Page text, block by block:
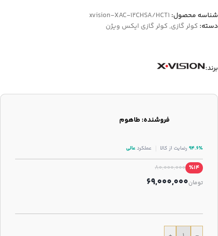
شناسه محصول: xvision-XAC-12CHSA/HCT1
دسته: کولر گازی, کولر گازی ایکس ویژن
برند:
فروشنده: طاهوم
۹۴.۶٪ رضایت از کالا عملکردعالی
٪14 80,000,000
69,000,000تومان